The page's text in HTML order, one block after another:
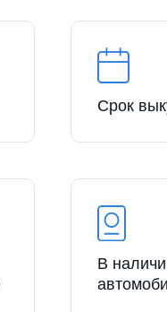
Срок
В